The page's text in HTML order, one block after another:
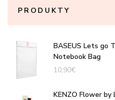
PRODUKTY
BASEUS Lets go
Notebook Bag
10,90€
KENZO Flower by